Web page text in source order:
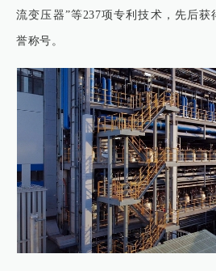
流变压器”等237项专利技术，先后
誉称号。